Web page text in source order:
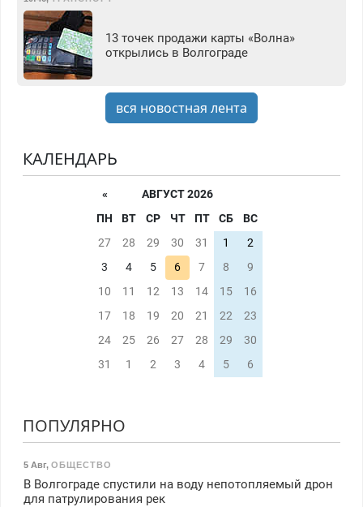
13 точек продажи карты «Волна»
открылись в Волгограде
вся новостная лента
КАЛЕНДАРЬ
«
АВГУСТ 2026
ПН
ВТ СР ЧТ ПТ СБ
ВС
27
28 29 30 31 1
2
3
4 5 6 7 8
9
10
11 12 13 14 15
16
17
18 19 20 21 22
23
24
25 26 27 28 29
30
31
1 2 3 4 5 6
ПОПУЛЯРНО
5 Авг, ОБЩЕСТВО
В Волгограде спустили на воду непотопляемый дрон
для патрулирования рек